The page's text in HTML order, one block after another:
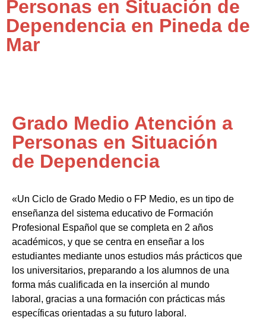
Personas en Situación de
Dependencia en Pineda de
Mar
Grado Medio Atención a
Personas en Situación
de Dependencia
«Un Ciclo de Grado Medio o FP Medio, es un tipo de
enseñanza del sistema educativo de Formación
Profesional Español que se completa en 2 años
académicos, y que se centra en enseñar a los
estudiantes mediante unos estudios más prácticos que
los universitarios, preparando a los alumnos de una
forma más cualificada en la inserción al mundo
laboral, gracias a una formación con prácticas más
específicas orientadas a su futuro laboral.